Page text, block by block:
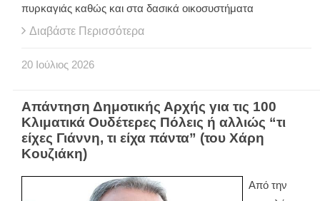
πυρκαγιάς καθώς και στα δασικά οικοσυστήματα
Διαβάστε Περισσότερα
20 Ιούλιος 2026
Απάντηση Δημοτικής Αρχής για τις 100
Κλιματικά Ουδέτερες Πόλεις ή αλλιώς “τι
είχες Γιάννη, τι είχα πάντα” (του Χάρη
Κουζιάκη)
Από την